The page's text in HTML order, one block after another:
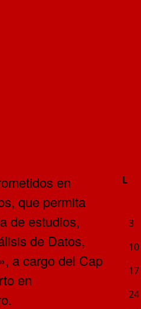
en
que permita
de estudios,
de Datos,
a cargo del Cap
en
L
3
10
17
24